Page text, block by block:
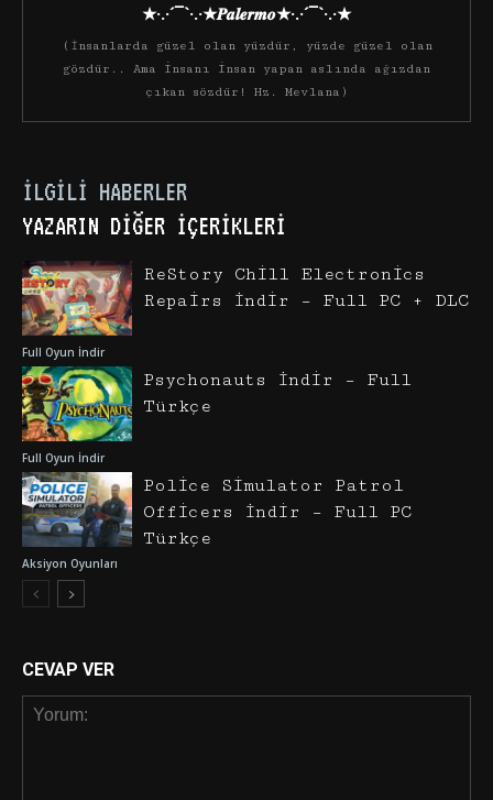
★·.·´¯`·.·★𝑷𝒂𝒍𝒆𝒓𝒎𝒐★·.·´¯`·.·★
(İnsanlarda güzel olan yüzdür, yüzde güzel olan
gözdür.. Ama insanı insan yapan aslında ağızdan
çıkan sözdür! Hz. Mevlana)
İLGILI HABERLER
YAZARIN DIĞER İÇERIKLERI
Full Oyun İndir
ReStory Chill Electronics
Repairs İndir – Full PC + DLC
Full Oyun İndir
Psychonauts İndir – Full
Türkçe
Aksiyon Oyunları
Police Simulator Patrol
Officers İndir – Full PC
Türkçe
CEVAP VER